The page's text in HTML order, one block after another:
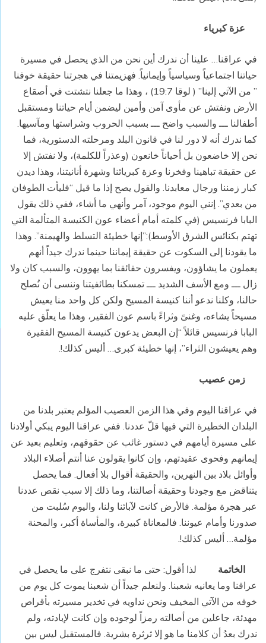
عزة كبرياء
في عراقنا… علينا أن ندرك أين نحن من الذي يحصل في مسيرة
حياتنا اجتماعياً وسياسياً وإيمانياً. فهزيمتنا في هجرتنا حقيقة خوفنا
” من الآتي إلينا” ( لوقا 19:7) ، وهذا ما جعلنا نتشتت في أصقاع
الأرض ونفتش عن مأوى آمن وأمين ليضمن أيام حياتنا ومستقبل
أطفالنا ـــ والسبب واضح ـــ بسبب الحروب وشراستها ومآسيها.
كما ندرك أنه لا دور لنا في قانون البلد ومرحلته الدستورية، فما
نحن إلا خاضعون بل أحياناً خانعون (وعذراً للكلمة)، ولا نفتش إلا
عن حقيقة تباهينا وفخرنا وعزة كبريائنا وشهرة أنانيتنا، وهذا ديدن
كبار زمننا ورجال معابدنا. والقول يصح إذا ما قيل “فليأت الطوفان
من بعدي”. إنني اليوم موجود، آمر وأنهي ما أشاء، ففي ذلك يقول
البابا فرنسيس (في كلمته أمام أعضاء عون الكنيسة المتألمة التي
تهتم بكنائس الشرق الأوسط):”إنها خطيئة التسلط والهيمنة”. وهذا
ما يقودنا إلى السكوت عن حقيقة إيماننا حينما ندرك جيداً أنهم
يعملون ما يشاؤون، ويفسرون حقائقنا بما يهوون، والسبب كان ولا
زال ـــ ومع الأسف الشديد ـــ تمسكنا بطائفيتنا وننسى أن نُصلح
حالنا، وكلنا ندعو أننا كنيسة المسيح ولكن كل واحد منا يعيش
مسيحاً يشاءه، وغنىً وثراءً باسم عون الفقير، وهذا ما يعلّق عليه
البابا فرنسيس قائلاً “إن البعض يدعون كنيسة المسيح الفقيرة
وهم يعيشون الثراء”، إنها خطيئة كبرى… أليس كذلك!.
زمن عصيب
في عراقنا اليوم وفي هذا الزمن العصيب المؤلم يعتبر بلدنا من
البلدان الخطيرة التي فيها قلّ عددنا. ففي عراقنا اليوم يبكي أولادنا
على مسيرة أيامهم في دستور غائب عن حقوقهم، وتعليم بعيد عن
إيمانهم وفحوى عقيدتهم، وإن كانوا يقولون عنا أنتم أصلاء البلاد
وأوائل بلاد بين النهرين، والحقيقة أقوال بلا أفعال. فما يحصل
يتناقض مع وجودنا وحقيقة أصالتنا، وما ذلك إلا سبب نقص عددنا
عبر هجرة مؤلمة. فالأرض كانت لآبائنا ولنا، واليوم سُلبت من
صدورنا وأمام عيوننا. فالمعاناة كبيرة، والمأساة أكبر، والمحنة
مؤلمة… أليس كذلك!.
الخاتمة لذا أقول: حتى ما نبقى نتفرج على ما يحصل في
عراقنا وما يعانيه شعبنا. ولنعلم جيداً أن شعبنا يموت كل يوم من
خوفه من الآتي المخيف ونحن نداويه في تخدير مسيرته بأقراص
مهدئة، جاعلين من أصالته رمزاً لوجوده وإن كانت لإبادته، ولم
ندرك بعدُ أن كلامنا ما هو إلا ثرثرة بشرية. فالمستقبل ليس بين